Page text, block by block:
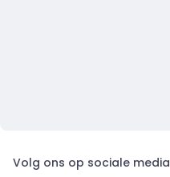
Volg ons op sociale media